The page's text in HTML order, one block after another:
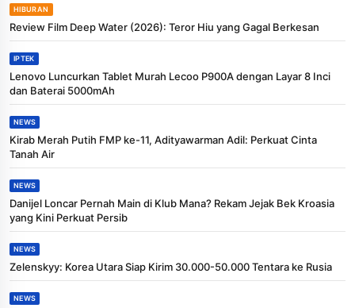
HIBURAN
Review Film Deep Water (2026): Teror Hiu yang Gagal Berkesan
IPTEK
Lenovo Luncurkan Tablet Murah Lecoo P900A dengan Layar 8 Inci
dan Baterai 5000mAh
NEWS
Kirab Merah Putih FMP ke-11, Adityawarman Adil: Perkuat Cinta
Tanah Air
NEWS
Danijel Loncar Pernah Main di Klub Mana? Rekam Jejak Bek Kroasia
yang Kini Perkuat Persib
NEWS
Zelenskyy: Korea Utara Siap Kirim 30.000-50.000 Tentara ke Rusia
NEWS